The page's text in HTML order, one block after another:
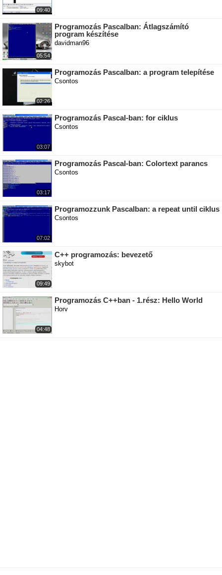
09:40
05:54
Programozás Pascalban: Átlagszámító
program készítése
davidman96
02:26
Programozás Pascalban: a program telepítése
Csontos
03:07
Programozás Pascal-ban: for ciklus
Csontos
03:17
Programozás Pascal-ban: Colortext parancs
Csontos
07:02
Programozzunk Pascalban: a repeat until ciklus
Csontos
09:49
C++ programozás: bevezető
skybot
04:48
Programozás C++ban - 1.rész: Hello World
Horv